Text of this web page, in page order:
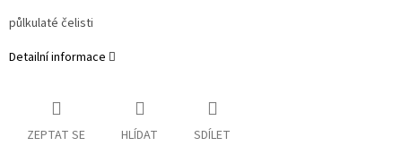
půlkulaté čelisti
Detailní informace
ZEPTAT SE HLÍDAT SDÍLET